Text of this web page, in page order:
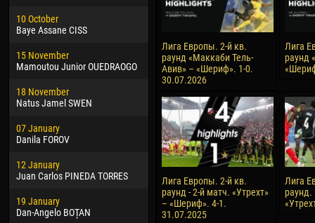
10 October
Baye Assane CISS
15 November
Mamoutou Junior OUEDRAOGO
18 November
Natus Jamel SWEN
07 January
Danila FOROV
12 January
Juan Carlos PINEDA TORRES
19 January
Dan-Angelo BOȚAN
02 March
Veaceslav COZMA
09 March
Emmanuel AFETSE
20 March
22 March
Samba KONÉ
26 March
Vitor Hugo Morais de OLIVEIRA
28 March
Raí LOPES DE OLIVEIRA
24
15
28
10
15
Ivan
Лига Европы. 2-й кв.
раунд «Маккаби Тель-
Авив» – «Шериф». 1-0.
30.07.2026
Лига
раунд
Лига Европы. 2-й кв.
раунд - 2-й матч. «Утрехт»
– «Шериф». 4-1.
31.07.2025
Лига